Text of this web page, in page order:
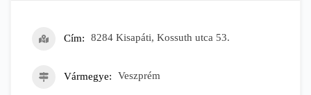
Cím 8284 Kisapáti, Kossuth utca 53.
Vármegye Veszprém